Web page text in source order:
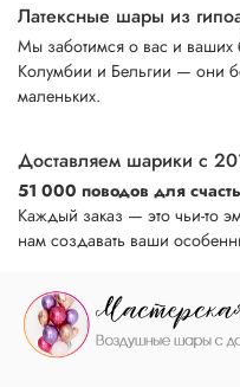
Латексные шары из
Мы заботимся о вас и
Колумбии и Бельгии — они
маленьких.
Доставляем шарики с
51 000 поводов для
Каждый заказ — это чьи-то
нам создавать ваши